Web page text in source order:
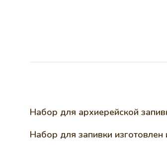
Набор для архиерейской
Набор для запивки